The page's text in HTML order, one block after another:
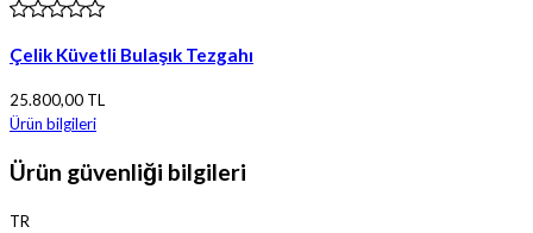
Çelik Küvetli Bulaşık Tezgahı
25.800,00 TL
Ürün bilgileri
Ürün güvenliği bilgileri
TR